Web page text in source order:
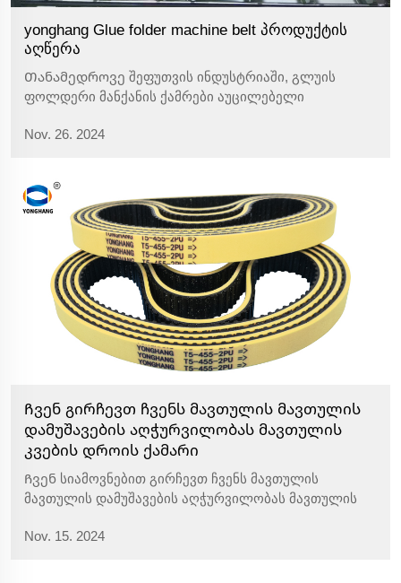
yonghang Glue folder machine belt პროდუქტის
აღწერა
Თანამედროვე შეფუთვის ინდუსტრიაში, გლუის
ფოლდერი მანქანის ქამრები აუცილებელი
შესანიშნავი შესრულებისა და საიმედო ხარისხის. ეს
არამედ აჩვენებენ სიგ...
Nov. 26. 2024
Ჩვენ გირჩევთ ჩვენს მავთულის მავთულის
დამუშავების აღჭურვილობას მავთულის
კვების დროის ქამარი
Ჩვენ სიამოვნებით გირჩევთ ჩვენს მავთულის
მავთულის დამუშავების აღჭურვილობას მავთულის
ინდუსტრიის წამყვანი მომწოდებელი, ჩვენ
Nov. 15. 2024